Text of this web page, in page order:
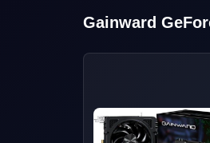
Gainward